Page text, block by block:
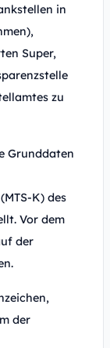
in
Super,
zu
Grunddaten
K) des
Vor dem
der
der